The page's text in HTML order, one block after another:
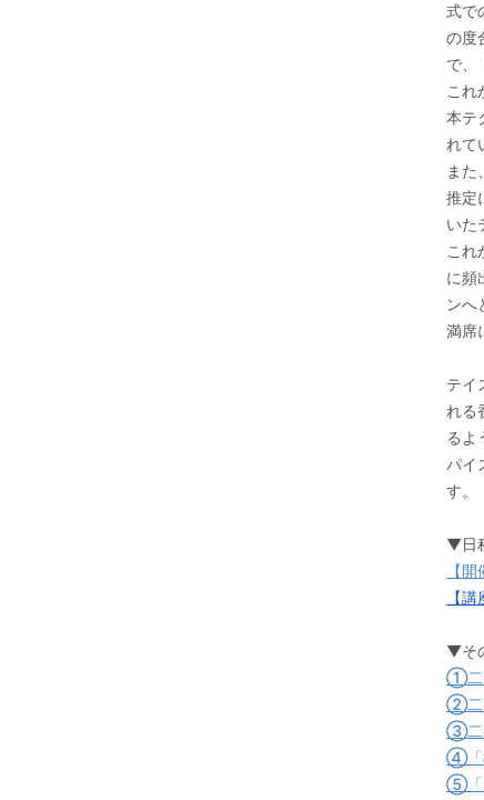
式で
の度
で、
これ
本テ
れて
また
推定
いた
これ
に頻
ンへ
満席
テイ
れる
るよ
パイ
す。
▼日
【
【
▼そ
①二
②二
③二
④「
⑤「